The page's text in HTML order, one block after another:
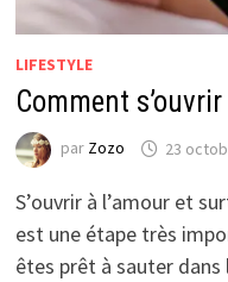
LIFESTYLE
Comment
par Zozo 23
S’ouvrir à l’amour et
est une étape très
êtes prêt à sauter